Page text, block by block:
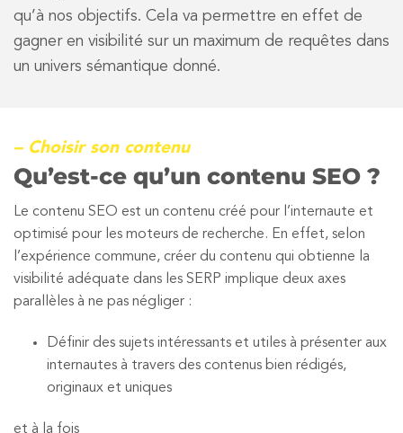
qu’à nos objectifs. Cela va permettre en effet de
gagner en visibilité sur un maximum de requêtes dans
un univers sémantique donné.
– Choisir son contenu
Qu’est-ce qu’un contenu SEO ?
Le contenu SEO est un contenu créé pour l’internaute et
optimisé pour les moteurs de recherche. En effet, selon
l’expérience commune, créer du contenu qui obtienne la
visibilité adéquate dans les SERP implique deux axes
parallèles à ne pas négliger :
Définir des sujets intéressants et utiles à présenter aux
internautes à travers des contenus bien rédigés,
originaux et uniques
et à la fois